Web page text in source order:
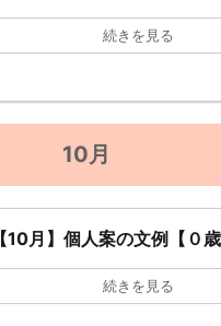
続きを見る
10月
【10月】個人案の文例【０歳
続きを見る